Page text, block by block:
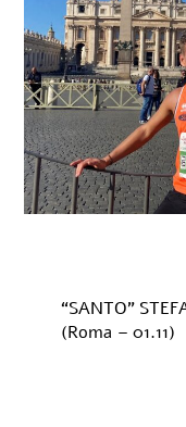
“SANTO”
(Roma – 01.11)